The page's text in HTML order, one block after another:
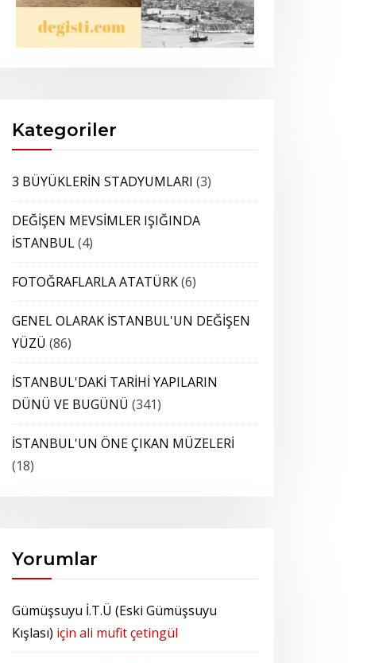
Kategoriler
3 BÜYÜKLERİN STADYUMLARI (3)
DEĞİŞEN MEVSİMLER IŞIĞINDA
İSTANBUL(4)
FOTOĞRAFLARLA ATATÜRK(6)
GENEL OLARAK İSTANBUL'UN DEĞİŞEN
YÜZÜ (86)
İSTANBUL'DAKİ TARİHİ YAPILARIN
DÜNÜ VE BUGÜNÜ (341)
İSTANBUL'UN ÖNE ÇIKAN MÜZELERİ
(18)
Yorumlar
Gümüşsuyu İ.T.Ü (Eski Gümüşsuyu
Kışlası) için ali mufit çetingül